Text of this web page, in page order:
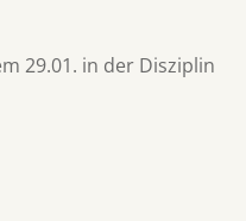
29.01. in der Disziplin